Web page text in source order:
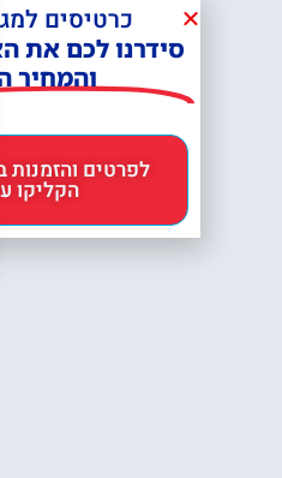
כרטיסים
סידרנו לכם את
והמחיר
הקליקו